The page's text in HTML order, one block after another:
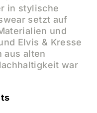
in stylische
setzt auf
und
Elvis & Kresse
aus alten
war